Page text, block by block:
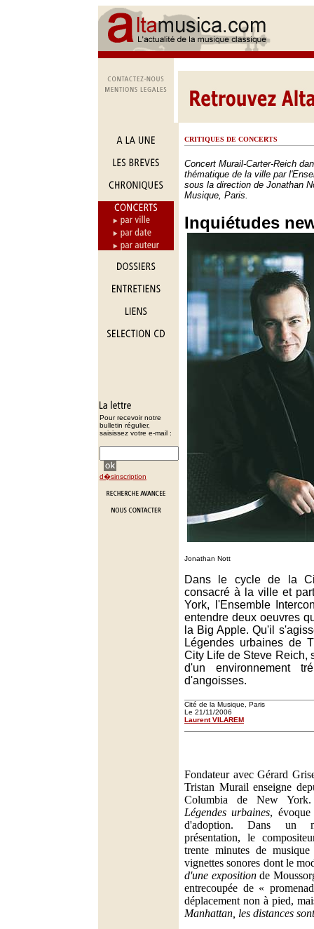
Pour recevoir notre
bulletin régulier,
saisissez votre e-mail :
d�sinscription
CRITIQUES DE CONCERTS
Concert Murail-Carter-Reich
thématique de la ville par
sous la direction de Jonathan
Musique, Paris.
Inquiétudes
Jonathan Nott
Dans le cycle de la
consacré à la ville et
York, l'Ensemble
entendre deux oeuvres
la Big Apple. Qu'il
Légendes urbaines de
City Life de Steve Reich,
d'un environnement
d'angoisses.
Cité de la Musique, Paris
Le 21/11/2006
Laurent VILAREM
Fondateur avec Gérard
Tristan Murail enseigne
Columbia de New
Légendes urbaines,
d'adoption. Dans un
présentation, le
trente minutes de
vignettes sonores dont le
d'une expositionde
entrecoupée de «
déplacement non à pied,
Manhattan, les distances